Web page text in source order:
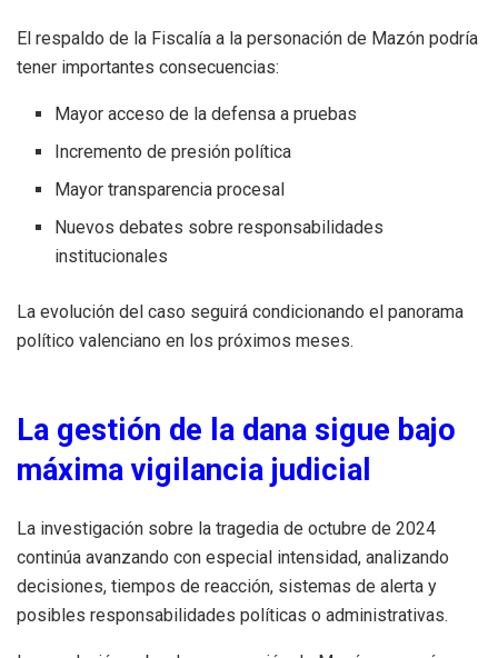
El respaldo de la Fiscalía a la personación de Mazón podría
tener importantes consecuencias:
Mayor acceso de la defensa a pruebas
Incremento de presión política
Mayor transparencia procesal
Nuevos debates sobre responsabilidades
institucionales
La evolución del caso seguirá condicionando el panorama
político valenciano en los próximos meses.
La gestión de la dana sigue bajo
máxima vigilancia judicial
La investigación sobre la tragedia de octubre de 2024
continúa avanzando con especial intensidad, analizando
decisiones, tiempos de reacción, sistemas de alerta y
posibles responsabilidades políticas o administrativas.